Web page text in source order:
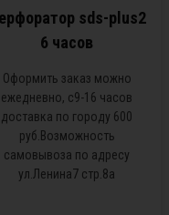
sds-plus2
6 часов
Оформить заказ можно
ежедневно, с9-16 часов
доставка по городу 600
руб.Возможность
самовывоза по адресу
ул.Ленина7 стр.8а